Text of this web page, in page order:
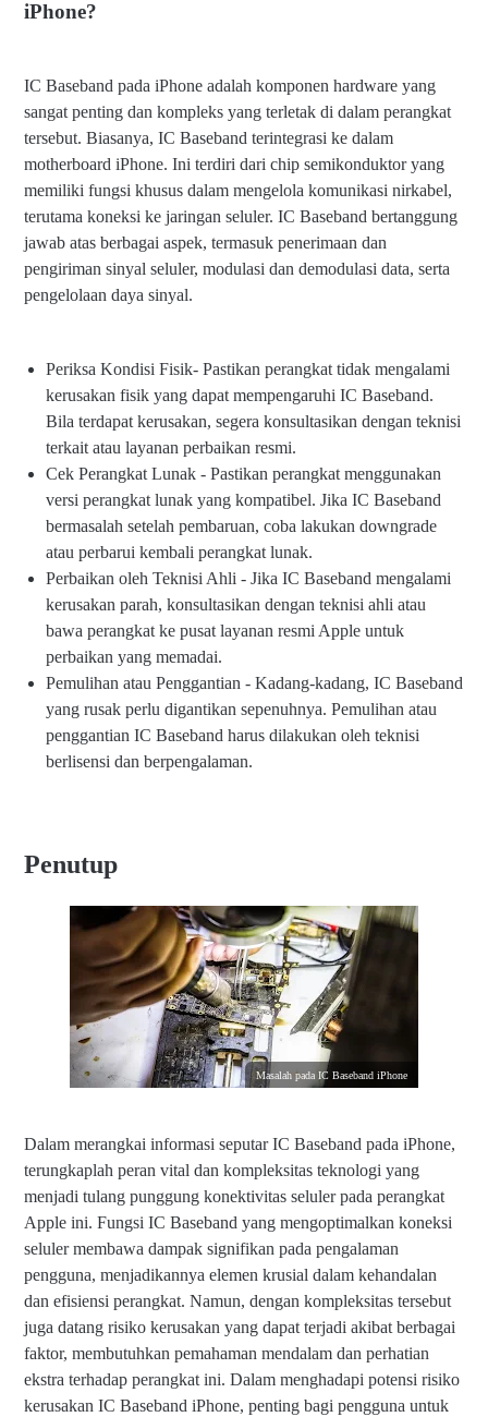
iPhone?
IC Baseband pada iPhone adalah komponen hardware yang
sangat penting dan kompleks yang terletak di dalam perangkat
tersebut. Biasanya, IC Baseband terintegrasi ke dalam
motherboard iPhone. Ini terdiri dari chip semikonduktor yang
memiliki fungsi khusus dalam mengelola komunikasi nirkabel,
terutama koneksi ke jaringan seluler. IC Baseband bertanggung
jawab atas berbagai aspek, termasuk penerimaan dan
pengiriman sinyal seluler, modulasi dan demodulasi data, serta
pengelolaan daya sinyal.
Periksa Kondisi Fisik- Pastikan perangkat tidak mengalami
kerusakan fisik yang dapat mempengaruhi IC Baseband.
Bila terdapat kerusakan, segera konsultasikan dengan teknisi
terkait atau layanan perbaikan resmi.
Cek Perangkat Lunak - Pastikan perangkat menggunakan
versi perangkat lunak yang kompatibel. Jika IC Baseband
bermasalah setelah pembaruan, coba lakukan downgrade
atau perbarui kembali perangkat lunak.
Perbaikan oleh Teknisi Ahli - Jika IC Baseband mengalami
kerusakan parah, konsultasikan dengan teknisi ahli atau
bawa perangkat ke pusat layanan resmi Apple untuk
perbaikan yang memadai.
Pemulihan atau Penggantian - Kadang-kadang, IC Baseband
yang rusak perlu digantikan sepenuhnya. Pemulihan atau
penggantian IC Baseband harus dilakukan oleh teknisi
berlisensi dan berpengalaman.
Penutup
Masalah pada IC Baseband iPhone
Dalam merangkai informasi seputar IC Baseband pada iPhone,
terungkaplah peran vital dan kompleksitas teknologi yang
menjadi tulang punggung konektivitas seluler pada perangkat
Apple ini. Fungsi IC Baseband yang mengoptimalkan koneksi
seluler membawa dampak signifikan pada pengalaman
pengguna, menjadikannya elemen krusial dalam kehandalan
dan efisiensi perangkat. Namun, dengan kompleksitas tersebut
juga datang risiko kerusakan yang dapat terjadi akibat berbagai
faktor, membutuhkan pemahaman mendalam dan perhatian
ekstra terhadap perangkat ini. Dalam menghadapi potensi risiko
kerusakan IC Baseband iPhone, penting bagi pengguna untuk